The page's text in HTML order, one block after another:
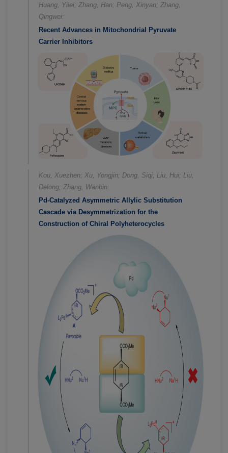
Huang, Yilei; Zhang, Han; Peng, Xinyan; Zhang,
Qingwei:
Recent Advances in Mitochondrial Pyruvate
Carrier Inhibitors
Kou, Xuezhen; Xu, Yongjin; Dong, Siqi; Liu, Hui; Liu,
Delong; Zhang, Wanbin:
Pd-Catalyzed Asymmetric Allylic Substitution
Cascade via Desymmetrization for the
Construction of Chiral Polyheterocycles